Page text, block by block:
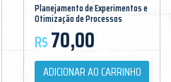
Planejamento de Experimentos e
Otimização de Processos
R$70,00
ADICIONAR AO CARRINHO